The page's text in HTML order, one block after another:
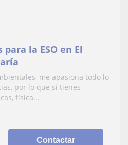
la ESO en El
me apasiona todo lo
por lo que si tienes
física...
Contactar